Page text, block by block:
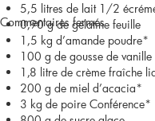
Commentaires ferméssur
Verrine
de
gâteau
5,5 litres de lait 1/2
0,90 g de gélatine feuille
1,5 kg d’amande poudre*
100 g de gousse de
1,8 litre de crème fraîche
200 g de miel d’acacia*
3 kg de poire Conférence*